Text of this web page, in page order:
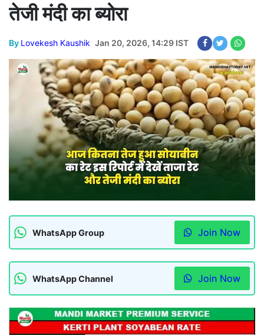
तेजी मंदी का ब्योरा
By Lovekesh Kaushik Jan 20, 2026, 14:29 IST
WhatsApp Group Join Now
WhatsApp Channel Join Now